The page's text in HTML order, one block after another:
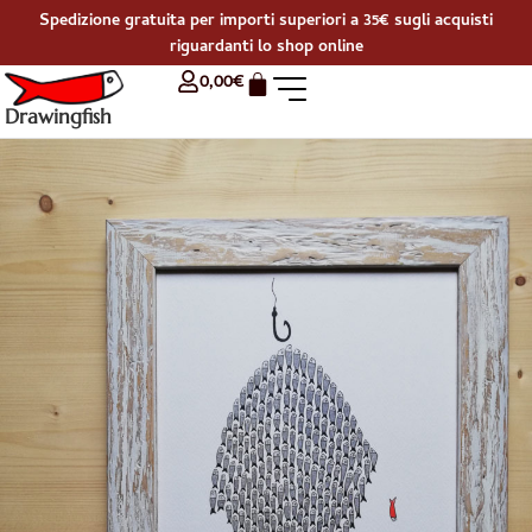
Spedizione gratuita per importi superiori a 35€ sugli acquisti
riguardanti lo shop online
Drawingfish
0,00€